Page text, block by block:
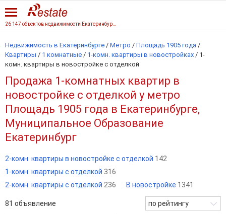
Недвижимость в Екатеринбурге / Метро / Площадь 1905 года /
Квартиры / 1 комнатные / 1-комн. квартиры в новостройках / 1-
комн. квартиры в новостройке с отделкой
Продажа 1-комнатных квартир в
новостройке с отделкой у метро
Площадь 1905 года в Екатеринбурге,
Муниципальное Образование
Екатеринбург
2-комн. квартиры в новостройке с отделкой 142
1-комн. квартиры с отделкой 316
2-комн. квартиры с отделкой 236 В новостройке 1341
81 объявление по рейтингу